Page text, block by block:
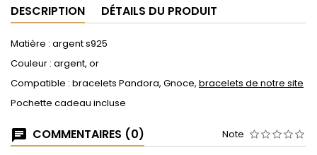
DESCRIPTION DÉTAILS DU PRODUIT
Matière : argent s925
Couleur : argent, or
Compatible : bracelets Pandora, Gnoce, bracelets de notre site
Pochette cadeau incluse
COMMENTAIRES (0) Note